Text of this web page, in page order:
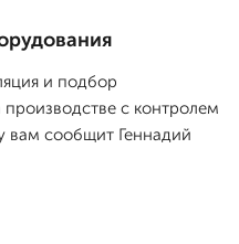
и подбор
с контролем
вам сообщит Геннадий